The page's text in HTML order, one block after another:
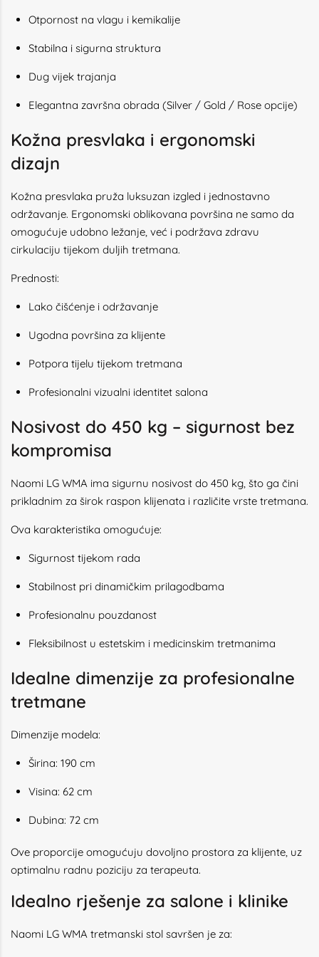
Otpornost na vlagu i kemikalije
Stabilna i sigurna struktura
Dug vijek trajanja
Elegantna završna obrada (Silver / Gold / Rose opcije)
Kožna presvlaka i ergonomski
dizajn
Kožna presvlaka pruža luksuzan izgled i jednostavno
održavanje. Ergonomski oblikovana površina ne samo da
omogućuje udobno ležanje, već i podržava zdravu
cirkulaciju tijekom duljih tretmana.
Prednosti:
Lako čišćenje i održavanje
Ugodna površina za klijente
Potpora tijelu tijekom tretmana
Profesionalni vizualni identitet salona
Nosivost do 450 kg – sigurnost bez
kompromisa
Naomi LG WMA ima sigurnu nosivost do 450 kg, što ga čini
prikladnim za širok raspon klijenata i različite vrste tretmana.
Ova karakteristika omogućuje:
Sigurnost tijekom rada
Stabilnost pri dinamičkim prilagodbama
Profesionalnu pouzdanost
Fleksibilnost u estetskim i medicinskim tretmanima
Idealne dimenzije za profesionalne
tretmane
Dimenzije modela:
Širina: 190 cm
Visina: 62 cm
Dubina: 72 cm
Ove proporcije omogućuju dovoljno prostora za klijente, uz
optimalnu radnu poziciju za terapeuta.
Idealno rješenje za salone i klinike
Naomi LG WMA tretmanski stol savršen je za: